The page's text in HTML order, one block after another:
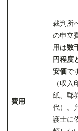
費用
裁判所
の申立
用は数
円程度
安価で
（収入
紙、郵
代）。
護士に